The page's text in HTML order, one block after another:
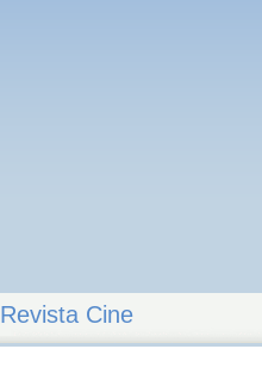
Revista Cine